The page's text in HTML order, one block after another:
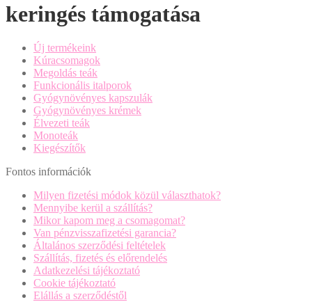
keringés támogatása
Új termékeink
Kúracsomagok
Megoldás teák
Funkcionális italporok
Gyógynövényes kapszulák
Gyógynövényes krémek
Élvezeti teák
Monoteák
Kiegészítők
Fontos információk
Milyen fizetési módok közül választhatok?
Mennyibe kerül a szállítás?
Mikor kapom meg a csomagomat?
Van pénzvisszafizetési garancia?
Általános szerződési feltételek
Szállítás, fizetés és előrendelés
Adatkezelési tájékoztató
Cookie tájékoztató
Elállás a szerződéstől